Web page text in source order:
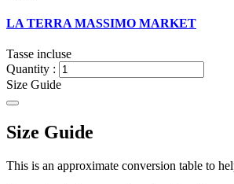
LA TERRA MASSIMO MARKET
Tasse incluse
Quantity :
Size Guide
Size Guide
This is an approximate conversion table to